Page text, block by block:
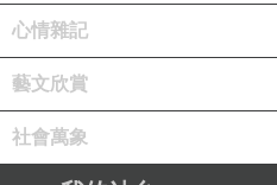
小提醒：口
袋為真，抽
繩可抽，背
面全素面
心情雜記
藝文欣賞
社會萬象